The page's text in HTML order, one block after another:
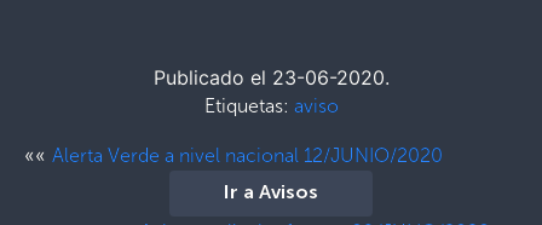
Publicado el 23-06-2020.
Etiquetas: aviso
«« Alerta Verde a nivel nacional 12/JUNIO/2020
Ir a Avisos